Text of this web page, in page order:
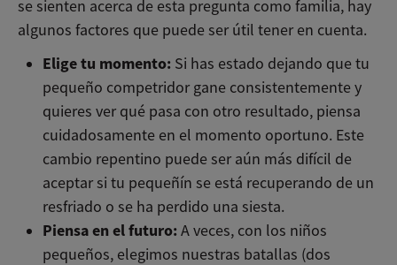
se sienten acerca de esta pregunta como familia, hay
algunos factores que puede ser útil tener en cuenta.
Elige tu momento: Si has estado dejando que tu
pequeño competridor gane consistentemente y
quieres ver qué pasa con otro resultado, piensa
cuidadosamente en el momento oportuno. Este
cambio repentino puede ser aún más difícil de
aceptar si tu pequeñín se está recuperando de un
resfriado o se ha perdido una siesta.
Piensa en el futuro: A veces, con los niños
pequeños, elegimos nuestras batallas (dos